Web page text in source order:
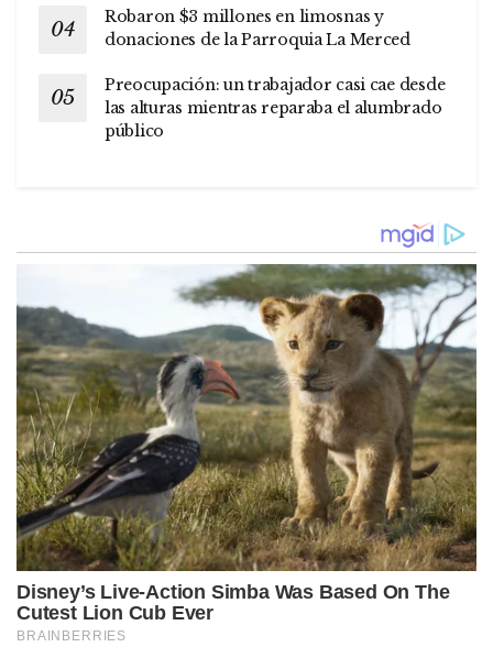
Robaron $3 millones en limosnas y
donaciones de la Parroquia La Merced
Preocupación: un trabajador casi cae desde
las alturas mientras reparaba el alumbrado
público